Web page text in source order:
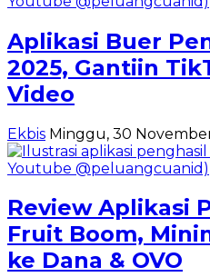
Aplikasi Buer
2025, Gantiin
Video
Ekbis Minggu, 30
Review Aplikasi
Fruit Boom,
ke Dana & OVO